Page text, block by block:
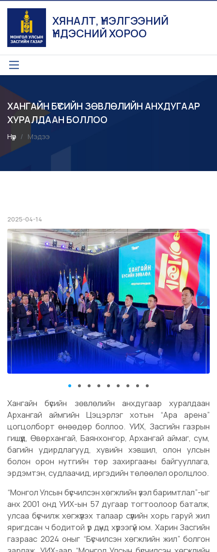
ХЯНАЛТ, ҮНЭЛГЭЭНИЙ
ҮНДЭСНИЙ ХОРОО
ХАНГАЙН БҮСИЙН ЗӨВЛӨЛИЙН АНХДУГААР
ХУРАЛДААН БОЛЛОО
Нүүр Мэдээ
2025-04-14
Хангайн бүсийн зөвлөлийн анхдугаар хуралдаан
Архангай аймгийн Цэцэрлэг хотын “Ара арена”
цогцолборт өнөөдөр боллоо. УИХ, Засгийн газрын
гишүүд, Өвөрхангай, Баянхонгор, Архангай аймаг, сум,
багийн удирдлагууд, хувийн хэвшил, олон улсын
болон орон нутгийн төр захиргааны байгууллага,
эрдэмтэн, судлаачид, иргэдийн төлөөлөл оролцлоо.
“Монгол Улсын бүсчилсэн хөгжлийн үзэл баримтлал”-ыг
анх 2001 онд УИХ-ын 57 дугаар тогтоолоор баталж,
улсаа бүсчилж хөгжүүлэх талаар сүүлийн хорь гаруй жил
яригдсан ч бодитой үр дүнд хүрээгүй юм. Харин Засгийн
газраас 2024 оныг “Бүсчилсэн хөгжлийн жил” болгон